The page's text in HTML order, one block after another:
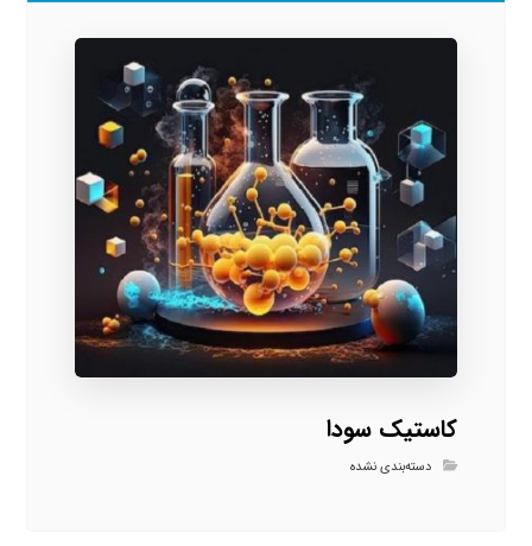
کاستیک سودا
دسته‌بندی نشده